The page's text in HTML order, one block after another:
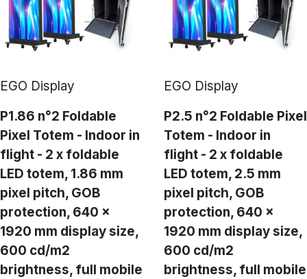
EGO Display
P1.86 n°2 Foldable
Pixel Totem - Indoor in
flight - 2 x foldable
LED totem, 1.86 mm
pixel pitch, GOB
protection, 640 ×
1920 mm display size,
600 cd/m2
brightness, full mobile
EGO Display
P2.5 n°2 Foldable Pixel
Totem - Indoor in
flight - 2 x foldable
LED totem, 2.5 mm
pixel pitch, GOB
protection, 640 ×
1920 mm display size,
600 cd/m2
brightness, full mobile